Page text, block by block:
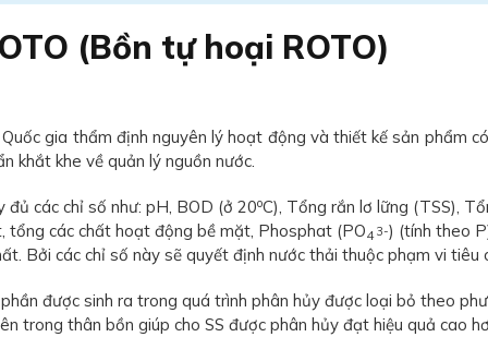
(Bồn tự hoại ROTO)
gia thẩm định nguyên lý hoạt động và thiết kế sản phẩm
khắt khe về quản lý nguồn nước.
đủ các chỉ số như: pH, BOD (ở 20oC), Tổng rắn lơ lững (TSS),
các chất hoạt động bề mặt, Phosphat (PO4 3-) (tính theo
Bởi các chỉ số này sẽ quyết định nước thải thuộc phạm vi tiêu
được sinh ra trong quá trình phân hủy được loại bỏ theo
trong thân bồn giúp cho SS được phân hủy đạt hiệu quả cao